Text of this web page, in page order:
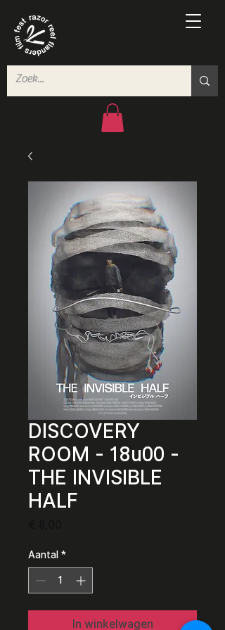
DISCOVERY
ROOM - 18u00 -
THE INVISIBLE
HALF
Aantal *
In winkelwagen